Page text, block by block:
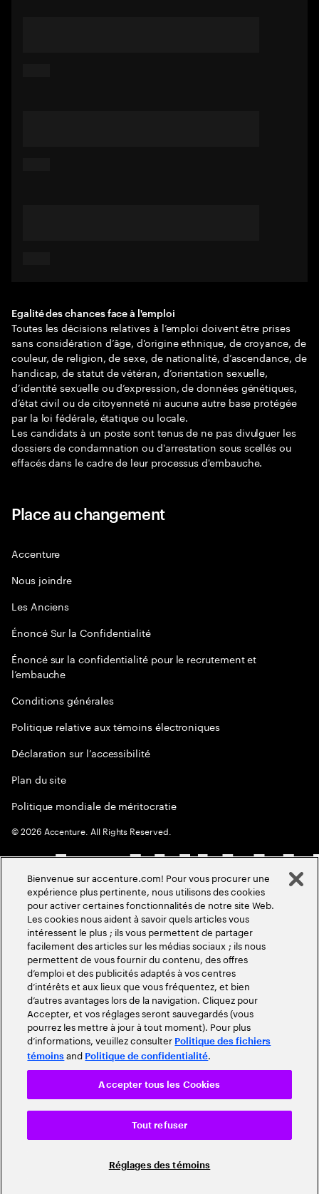
Egalité des chances face à l'emploi
Toutes les décisions relatives à l’emploi doivent être prises
sans considération d’âge, d'origine ethnique, de croyance, de
couleur, de religion, de sexe, de nationalité, d’ascendance, de
handicap, de statut de vétéran, d’orientation sexuelle,
d’identité sexuelle ou d’expression, de données génétiques,
d’état civil ou de citoyenneté ni aucune autre base protégée
par la loi fédérale, étatique ou locale.
Les candidats à un poste sont tenus de ne pas divulguer les
dossiers de condamnation ou d'arrestation sous scellés ou
effacés dans le cadre de leur processus d'embauche.
Place au changement
Accenture
Nous joindre
Les Anciens
Énoncé Sur la Confidentialité
Énoncé sur la confidentialité pour le recrutement et
l’embauche
Conditions générales
Politique relative aux témoins électroniques
Déclaration sur l’accessibilité
Plan du site
Politique mondiale de méritocratie
©2026 Accenture. All Rights Reserved.
Bienvenue sur accenture.com! Pour vous procurer une
expérience plus pertinente, nous utilisons des cookies
pour activer certaines fonctionnalités de notre site Web.
Les cookies nous aident à savoir quels articles vous
intéressent le plus ; ils vous permettent de partager
facilement des articles sur les médias sociaux ; ils nous
permettent de vous fournir du contenu, des offres
d’emploi et des publicités adaptés à vos centres
d’intérêts et aux lieux que vous fréquentez, et bien
d’autres avantages lors de la navigation. Cliquez pour
Accepter, et vos réglages seront sauvegardés (vous
pourrez les mettre à jour à tout moment). Pour plus
d’informations, veuillez consulter Politique des fichiers
témoins and Politique de confidentialité.
Réglages des témoins
Tout refuser
Accepter tous les Cookies